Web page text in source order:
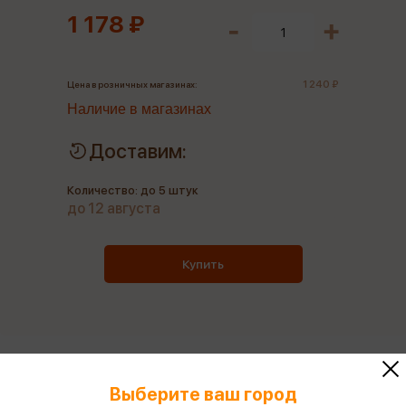
1 178 ₽
Цена в розничных магазинах: 1 240 ₽
Наличие в магазинах
Доставим:
Количество: до 5 штук
до 12 августа
Купить
Выберите ваш город